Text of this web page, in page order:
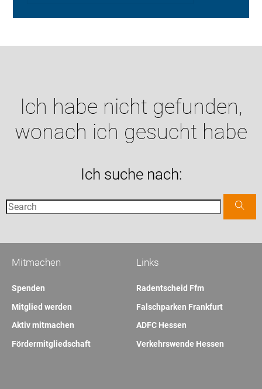
Ich habe nicht gefunden,
wonach ich gesucht habe
Ich suche nach:
Links
Radentscheid Ffm
Falschparken Frankfurt
ADFC Hessen
Verkehrswende Hessen
Mitmachen
Spenden
Mitglied werden
Aktiv mitmachen
Fördermitgliedschaft